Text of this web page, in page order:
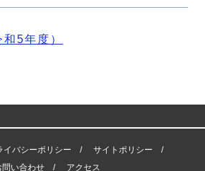
5年度）
イバシーポリシー
サイトポリシー
問い合わせ
アクセス